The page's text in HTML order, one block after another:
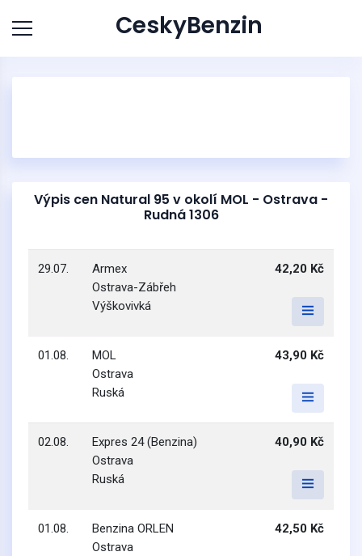
CeskyBenzin
Výpis cen Natural 95 v okolí MOL - Ostrava -
Rudná 1306
29.07.
Armex
Ostrava-Zábřeh
Výškovivká
42,20 Kč
01.08.
MOL
Ostrava
Ruská
43,90 Kč
02.08.
Expres 24 (Benzina)
Ostrava
Ruská
40,90 Kč
01.08.
Benzina ORLEN
Ostrava
42,50 Kč